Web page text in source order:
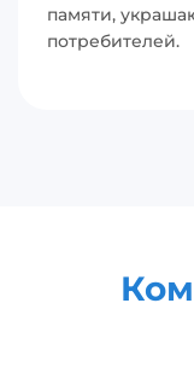
памяти,
потребителей.